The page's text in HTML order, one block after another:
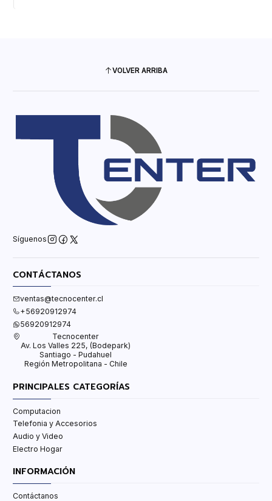
VOLVER ARRIBA
Síguenos
CONTÁCTANOS
ventas@tecnocenter.cl
+56920912974
56920912974
Tecnocenter
Av. Los Valles 225, (Bodepark)
Santiago - Pudahuel
Región Metropolitana - Chile
PRINCIPALES CATEGORÍAS
Computacion
Telefonia y Accesorios
Audio y Video
Electro Hogar
INFORMACIÓN
Contáctanos